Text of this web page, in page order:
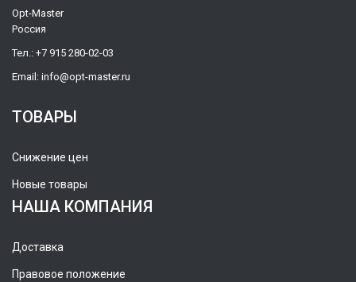
Opt-Master
Россия
Тел.: +7 915 280-02-03
Email: info@opt-master.ru
ТОВАРЫ
Снижение цен
Новые товары
НАША КОМПАНИЯ
Доставка
Правовое положение